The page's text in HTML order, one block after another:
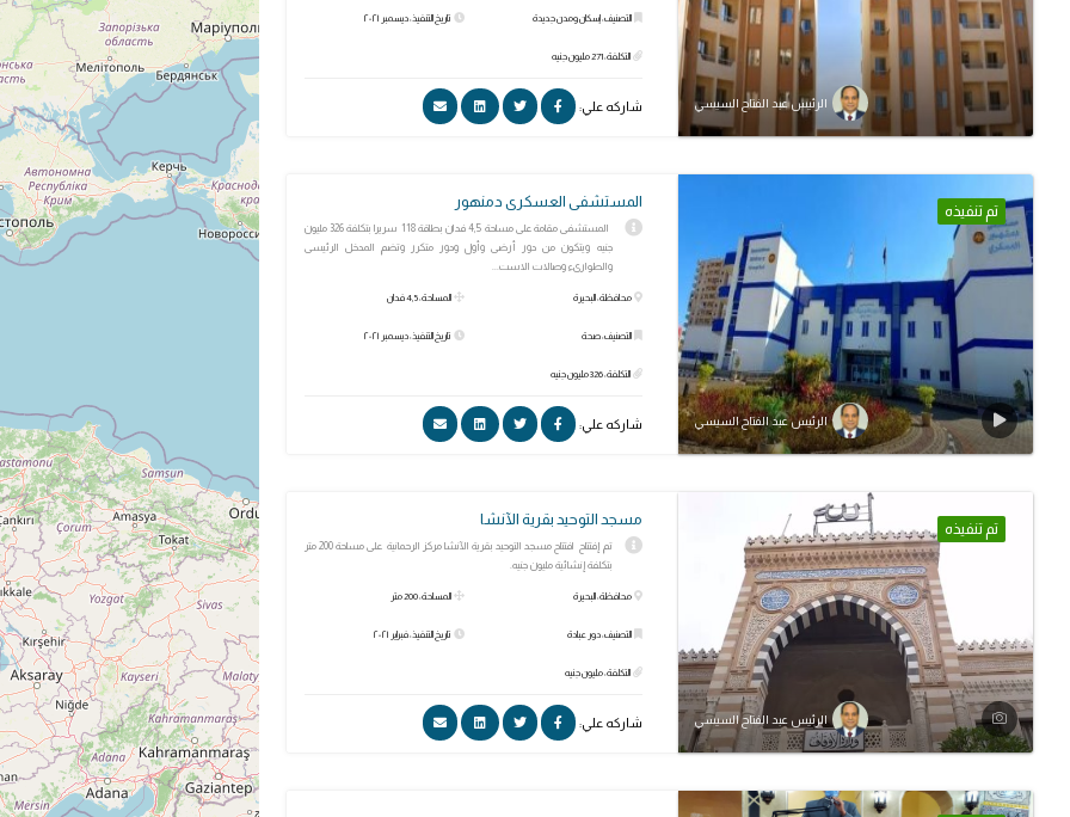
الرئيس عبد الفتاح السيسي
التصنيف: إسكان ومدن جديدة
التكلفة: 271 مليون جنيه
تاريخ التنفيذ: ديسمبر ٢٠٢١
شاركه علي:
تم تنفيذه
الرئيس عبد الفتاح السيسي
المستشفى العسكرى دمنهور
المستشفى مقامة على مساحة 4,5 فدان بطاقة 118 سريرا بتكلفة 326 مليون
جنيه ويتكون من دور أرضى وأول ودور متكرر وتضم المدخل الرئيسى
والطوارىء وصالات الاست...
محافظة: البحيرة
التصنيف: صحة
التكلفة: 326 مليون جنيه
المساحة: 4,5 فدان
تاريخ التنفيذ: ديسمبر ٢٠٢١
شاركه علي:
تم تنفيذه
الرئيس عبد الفتاح السيسي
مسجد التوحيد بقرية الآنشا
تم إفتتاح افتتاح مسجد التوحيد بقرية الآنشا مركز الرحمانية على مساحة 200 متر
بتكلفة إنشائية مليون جنيه.
محافظة: البحيرة
التصنيف: دور عبادة
التكلفة: مليون جنيه
المساحة: 200 متر
تاريخ التنفيذ: فبراير ٢٠٢١
شاركه علي: